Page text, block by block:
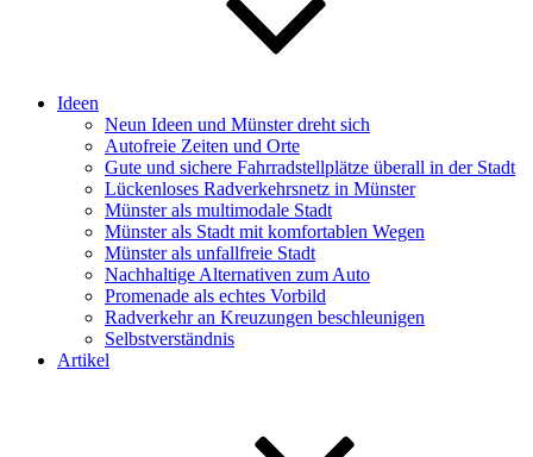
Ideen
Neun Ideen und Münster dreht sich
Autofreie Zeiten und Orte
Gute und sichere Fahrradstellplätze überall in der Stadt
Lückenloses Radverkehrsnetz in Münster
Münster als multimodale Stadt
Münster als Stadt mit komfortablen Wegen
Münster als unfallfreie Stadt
Nachhaltige Alternativen zum Auto
Promenade als echtes Vorbild
Radverkehr an Kreuzungen beschleunigen
Selbstverständnis
Artikel